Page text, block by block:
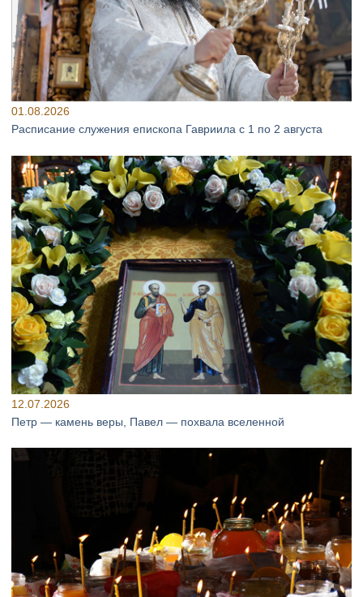
01.08.2026
Расписание служения епископа Гавриила с 1 по 2 августа
12.07.2026
Петр — камень веры, Павел — похвала вселенной